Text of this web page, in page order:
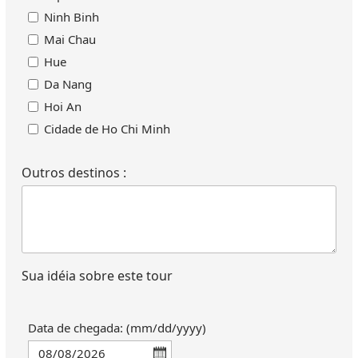
Ninh Binh
Mai Chau
Hue
Da Nang
Hoi An
Cidade de Ho Chi Minh
Túneis de Cu Chi
Mui Ne - Phan Thiet
Ha Giang
Dong Van
Outros destinos :
Sua idéia sobre este tour
Data de chegada: (mm/dd/yyyy)